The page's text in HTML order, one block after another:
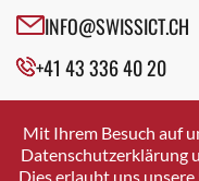
Crissier
Davos Platz
Dierikon
Dietikon
INFO@SWISSICT.CH
+41 43 336 40 20
SWISSICT
VULKANSTRASSE 120
8048 ZURICH
Mit Ihrem Besuch auf
Datenschutzerklärung
Dies erlaubt uns unsere